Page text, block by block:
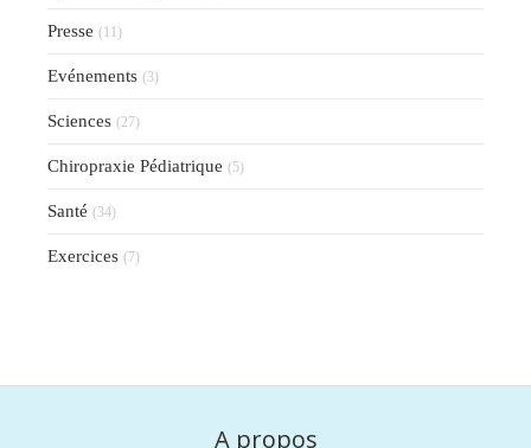
Presse (11)
Evénements (3)
Sciences (27)
Chiropraxie Pédiatrique (5)
Santé (34)
Exercices (7)
A propos